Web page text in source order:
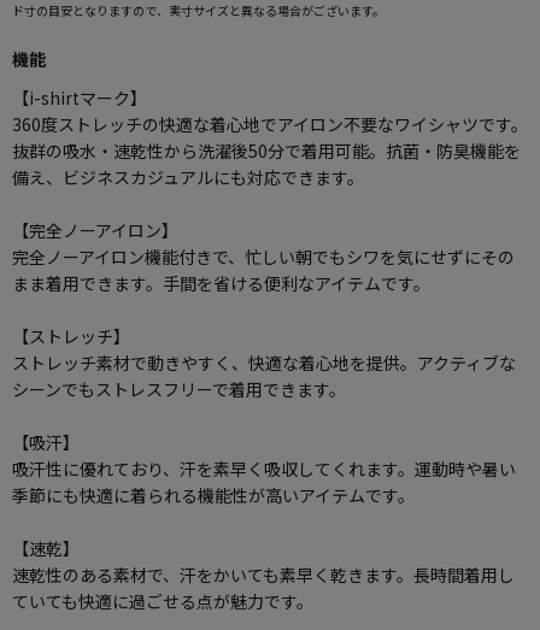
ド寸の目安となりますので、実寸サイズと異なる場合がございます。
機能
【i-shirtマーク】
360度ストレッチの快適な着心地でアイロン不要なワイシャツです。
抜群の吸水・速乾性から洗濯後50分で着用可能。抗菌・防臭機能を
備え、ビジネスカジュアルにも対応できます。
【完全ノーアイロン】
完全ノーアイロン機能付きで、忙しい朝でもシワを気にせずにその
まま着用できます。手間を省ける便利なアイテムです。
【ストレッチ】
ストレッチ素材で動きやすく、快適な着心地を提供。アクティブな
シーンでもストレスフリーで着用できます。
【吸汗】
吸汗性に優れており、汗を素早く吸収してくれます。運動時や暑い
季節にも快適に着られる機能性が高いアイテムです。
【速乾】
速乾性のある素材で、汗をかいても素早く乾きます。長時間着用し
ていても快適に過ごせる点が魅力です。